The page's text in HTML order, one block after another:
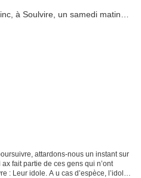
attardons-nous un instant sur
fait partie de ces gens qui n’ont
: Leur idole. A u cas d’espèce, l’idole